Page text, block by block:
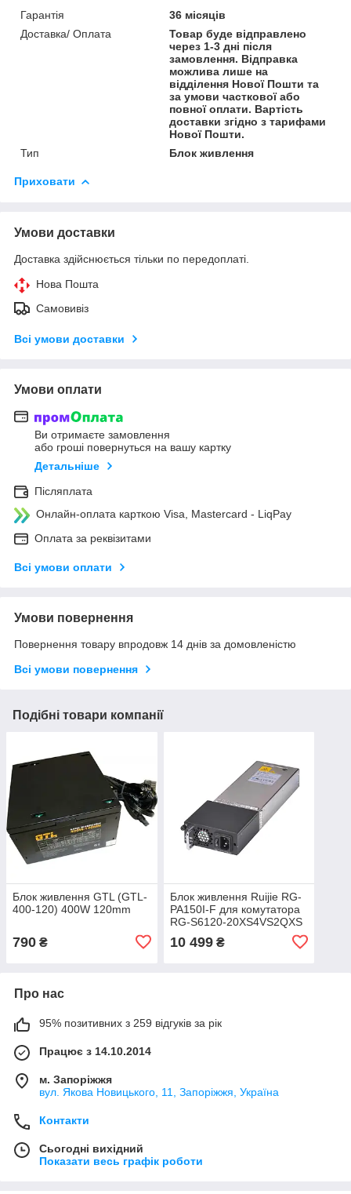
Гарантія
36 місяців
Доставка/ Оплата
Товар буде відправлено
через 1-3 дні після
замовлення. Відправка
можлива лише на
відділення Нової Пошти та
за умови часткової або
повної оплати. Вартість
доставки згідно з тарифами
Нової Пошти.
Тип
Блок живлення
Приховати
Умови доставки
Доставка здійснюється тільки по передоплаті.
Нова Пошта
Самовивіз
Всі умови доставки
Умови оплати
Ви отримаєте замовлення
або гроші повернуться на вашу картку
Детальніше
Післяплата
Онлайн-оплата карткою Visa, Mastercard - LiqPay
Оплата за реквізитами
Всі умови оплати
Умови повернення
Повернення товару впродовж 14 днів за домовленістю
Всі умови повернення
Подібні товари компанії
Блок живлення GTL (GTL-
400-120) 400W 120mm
790 ₴
Блок живлення Ruijie RG-
PA150I-F для комутатора
RG-S6120-20XS4VS2QXS
10 499₴
Про нас
95% позитивних з 259 відгуків за рік
Працює з 14.10.2014
м. Запоріжжя
вул. Якова Новицького, 11, Запоріжжя, Україна
Контакти
Сьогодні вихідний
Показати весь графік роботи